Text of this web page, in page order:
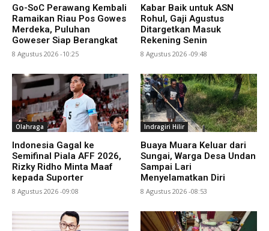
Go-SoC Perawang Kembali
Ramaikan Riau Pos Gowes
Merdeka, Puluhan
Goweser Siap Berangkat
8 Agustus 2026 -10:25
Kabar Baik untuk ASN
Rohul, Gaji Agustus
Ditargetkan Masuk
Rekening Senin
8 Agustus 2026 -09:48
Olahraga
Indonesia Gagal ke
Semifinal Piala AFF 2026,
Rizky Ridho Minta Maaf
kepada Suporter
8 Agustus 2026 -09:08
Indragiri Hilir
Buaya Muara Keluar dari
Sungai, Warga Desa Undan
Sampai Lari
Menyelamatkan Diri
8 Agustus 2026 -08:53